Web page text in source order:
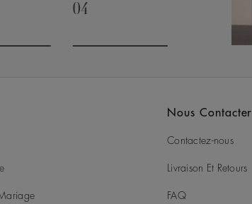
04
Nous Contacter
Contactez-nous
Livraison Et Retours
FAQ